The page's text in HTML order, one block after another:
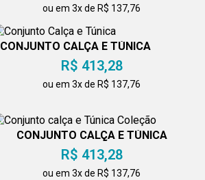
ou em 3x de R$ 137,76
CONJUNTO CALÇA E TÚNICA
R$ 413,28
ou em 3x de R$ 137,76
CONJUNTO CALÇA E TÚNICA
COLEÇÃO
R$ 413,28
ou em 3x de R$ 137,76